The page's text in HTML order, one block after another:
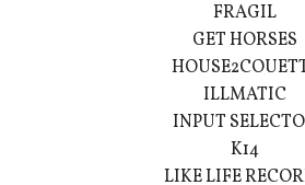
FRAGIL
GET HORSES
ILLMATIC
INPUT
K14
LIKE LIFE